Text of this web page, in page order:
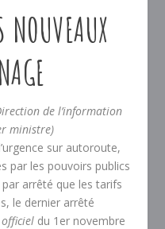
NOUVEAUX
de l’information
ministre)
sur autoroute,
par les pouvoirs publics
par arrêté que les tarifs
le dernier arrêté
du 1 er novembre